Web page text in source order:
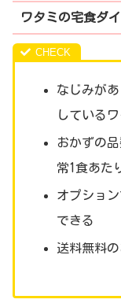
ワタミの宅食ダ
なじみが
している
おかずの
常1食あた
オプショ
できる
送料無料